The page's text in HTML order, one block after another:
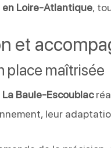
Loire-Atlantique,
et
place maîtrisée
La Baule-Escoublac
leur